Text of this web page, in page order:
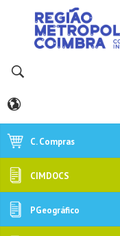
C. Compras
CIMDOCS
PGeográfico